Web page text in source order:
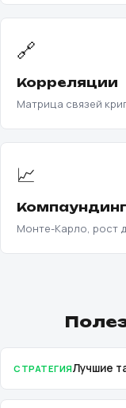
🔗
Корреляции
Матрица связей
📈
Компаундинг
Монте-Карло, рост
СТРАТЕГИЯЛучшие